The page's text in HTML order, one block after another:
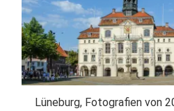
Lüneburg, Fotografien von